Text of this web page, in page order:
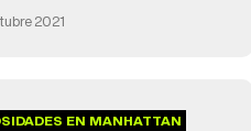
2021
EN MANHATTAN